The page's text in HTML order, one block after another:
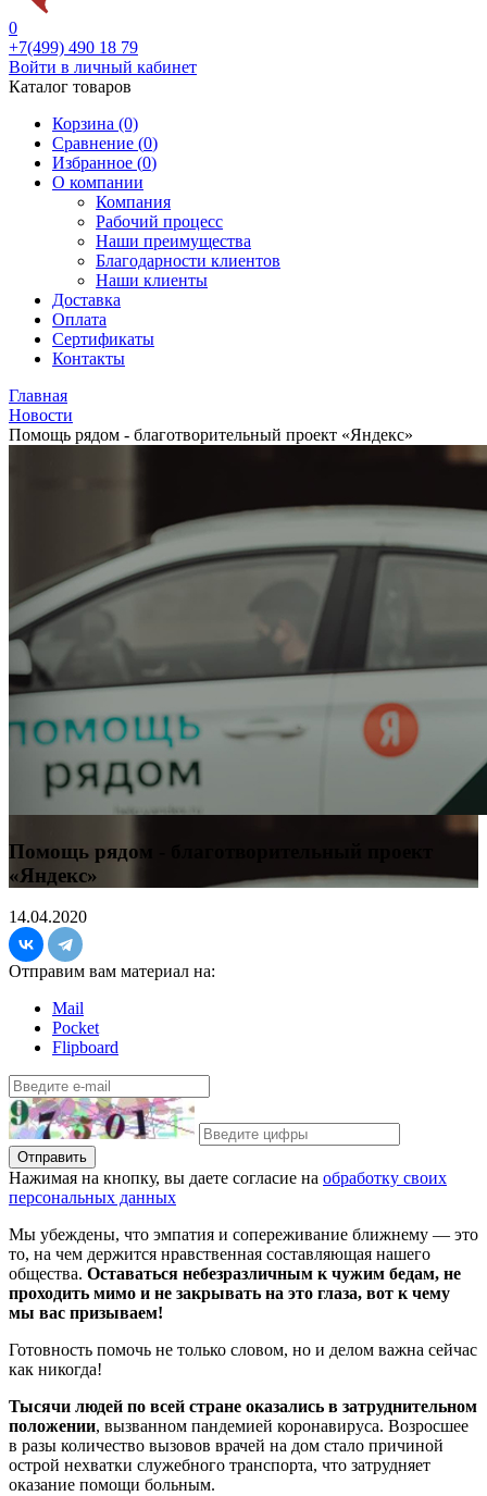
0
+7(499) 490 18 79
Войти в личный кабинет
Каталог товаров
Корзина (0)
Сравнение (0)
Избранное (0)
О компании
Компания
Рабочий процесс
Наши преимущества
Благодарности клиентов
Наши клиенты
Доставка
Оплата
Сертификаты
Контакты
Главная
Новости
Помощь рядом - благотворительный проект «Яндекс»
Помощь рядом - благотворительный проект
«Яндекс»
14.04.2020
Отправим вам материал на:
Mail
Pocket
Flipboard
Отправить
Нажимая на кнопку, вы даете согласие на обработку своих
персональных данных
Мы убеждены, что эмпатия и сопереживание ближнему — это
то, на чем держится нравственная составляющая нашего
общества. Оставаться небезразличным к чужим бедам, не
проходить мимо и не закрывать на это глаза, вот к чему
мы вас призываем!
Готовность помочь не только словом, но и делом важна сейчас
как никогда!
Тысячи людей по всей стране оказались в затруднительном
положении, вызванном пандемией коронавируса. Возросшее
в разы количество вызовов врачей на дом стало причиной
острой нехватки служебного транспорта, что затрудняет
оказание помощи больным.